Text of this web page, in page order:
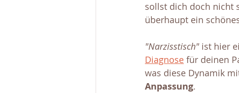
sollst dich doch nicht
überhaupt ein
"Narzisstisch" ist hier
Diagnose für deinen
was diese Dynamik
Anpassung.